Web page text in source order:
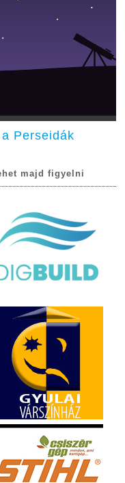
Perseidák
majd figyelni